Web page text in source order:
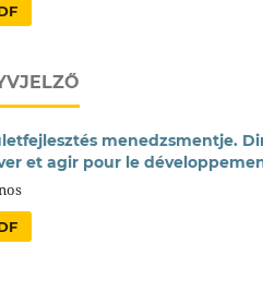
menedzsmentje.
et agir pour le